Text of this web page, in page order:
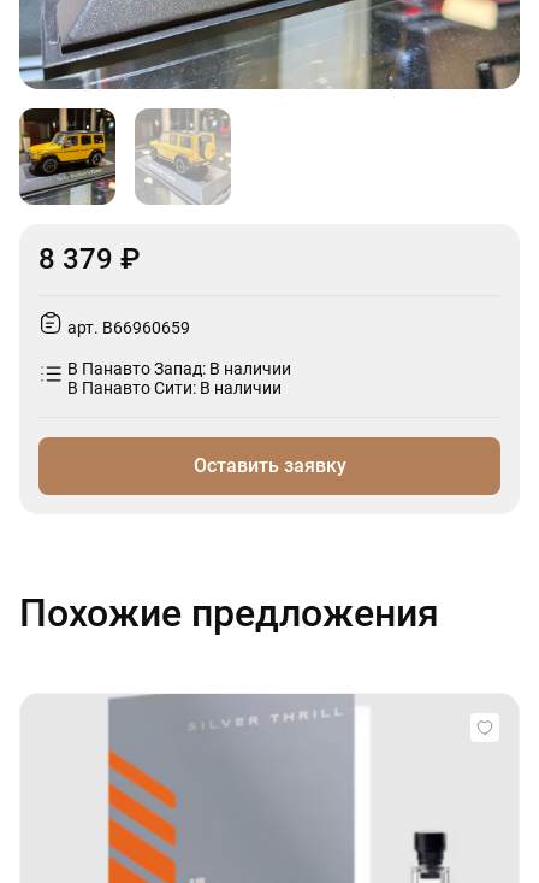
8 379 ₽
арт. B66960659
В Панавто Запад: В наличии
В Панавто Сити: В наличии
Оставить заявку
Похожие предложения